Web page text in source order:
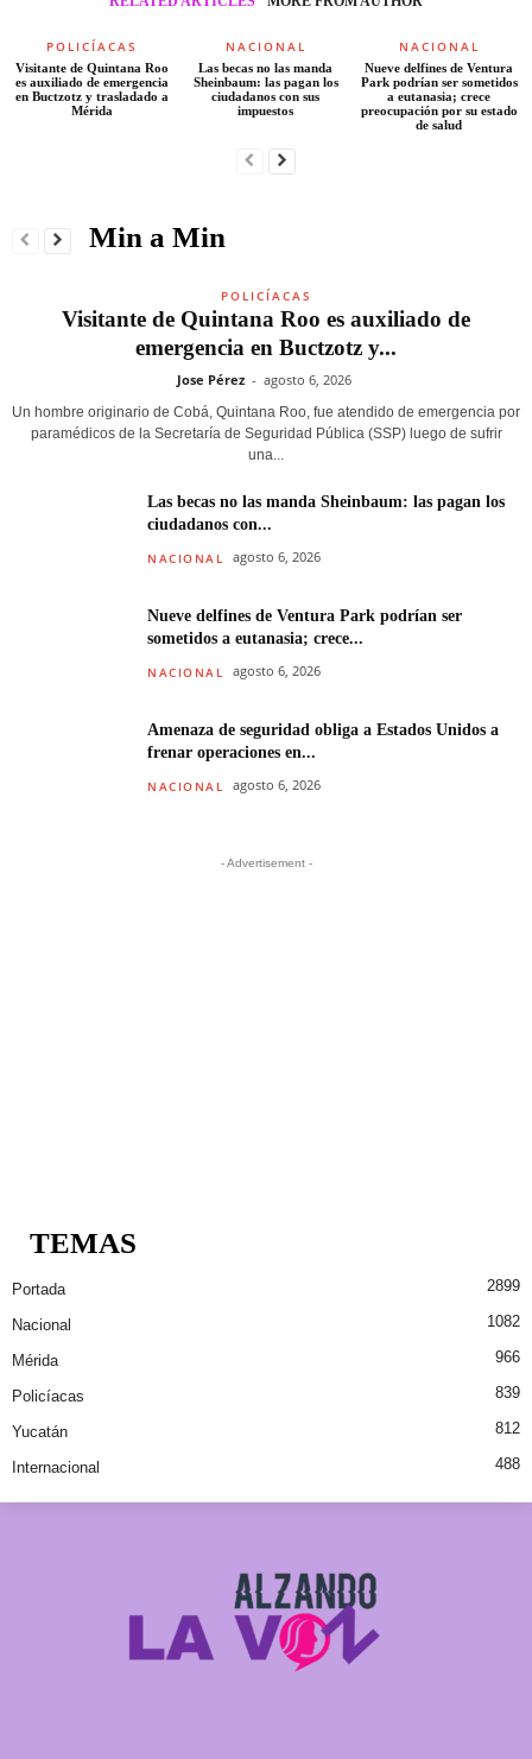
POLICÍACAS
Visitante de Quintana Roo
es auxiliado de emergencia
en Buctzotz y trasladado a
Mérida
NACIONAL
Las becas no las manda
Sheinbaum: las pagan los
ciudadanos con sus
impuestos
NACIONAL
Nueve delfines de Ventura
Park podrían ser sometidos
a eutanasia; crece
preocupación por su estado
de salud
Min a Min
POLICÍACAS
Visitante de Quintana Roo es auxiliado de
emergencia en Buctzotz y...
Jose Pérez - agosto 6, 2026
Un hombre originario de Cobá, Quintana Roo, fue atendido de emergencia por
paramédicos de la Secretaría de Seguridad Pública (SSP) luego de sufrir
una...
Las becas no las manda Sheinbaum: las pagan los
ciudadanos con...
NACIONAL agosto 6, 2026
Nueve delfines de Ventura Park podrían ser
sometidos a eutanasia; crece...
NACIONAL agosto 6, 2026
Amenaza de seguridad obliga a Estados Unidos a
frenar operaciones en...
NACIONAL agosto 6, 2026
- Advertisement -
TEMAS
Portada 2899
Nacional 1082
Mérida 966
Policíacas 839
Yucatán 812
Internacional 488